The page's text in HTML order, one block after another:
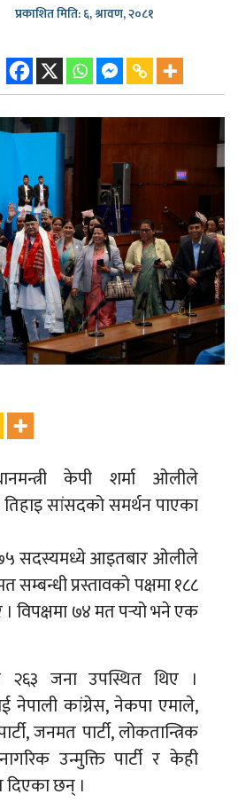
प्रकाशित मिति: ६, श्रावण, २०८१
केपी शर्मा ओलीले
तिहाइ सांसदको समर्थन पाएका
सदस्यमध्ये आइतबार ओलीले
सम्बन्धी प्रस्तावको पक्षमा १८८
विपक्षमा ७४ मत पर्‍यो भने एक
जना उपस्थित थिए ।
नेपाली कांग्रेस, नेकपा एमाले,
जनमत पार्टी, लोकतान्त्रिक
उन्मुक्ति पार्टी र केही
छन् ।